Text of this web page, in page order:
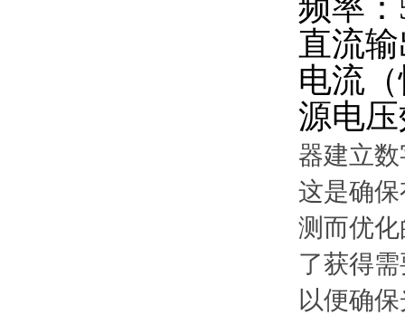
频率：
直流
电流
源电
器建立
这是确
测而优
了获得
以便确